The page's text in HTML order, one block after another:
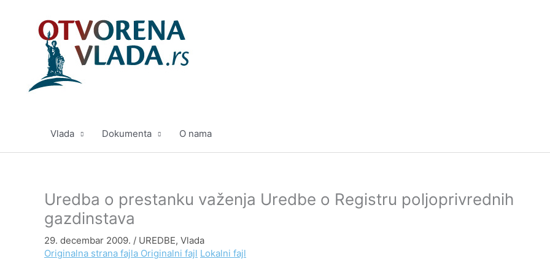
Vlada Dokumenta O nama
Uredba o prestanku važenja Uredbe o Registru poljoprivrednih
gazdinstava
29. decembar 2009. / UREDBE, Vlada
Originalna strana fajla Originalni fajl Lokalni fajl